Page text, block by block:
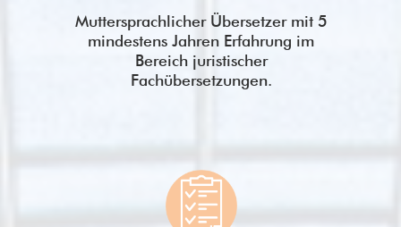
Muttersprachlicher Übersetzer mit 5
mindestens Jahren Erfahrung im
Bereich juristischer
Fachübersetzungen.